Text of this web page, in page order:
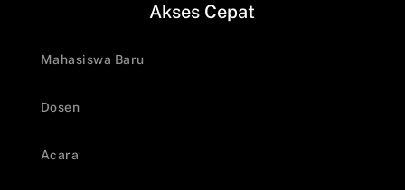
Akses Cepat
Mahasiswa Baru
Dosen
Acara